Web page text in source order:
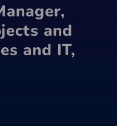
and
and IT,